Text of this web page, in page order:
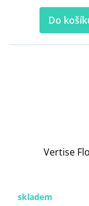
Do
Vertise
skladem